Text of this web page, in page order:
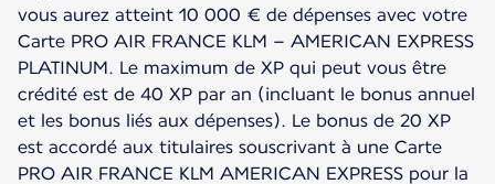
vous aurez atteint 10 000 € de dépenses avec votre
Carte PRO AIR FRANCE KLM – AMERICAN EXPRESS
PLATINUM. Le maximum de XP qui peut vous être
crédité est de 40 XP par an (incluant le bonus annuel
et les bonus liés aux dépenses). Le bonus de 20 XP
est accordé aux titulaires souscrivant à une Carte
PRO AIR FRANCE KLM AMERICAN EXPRESS pour la